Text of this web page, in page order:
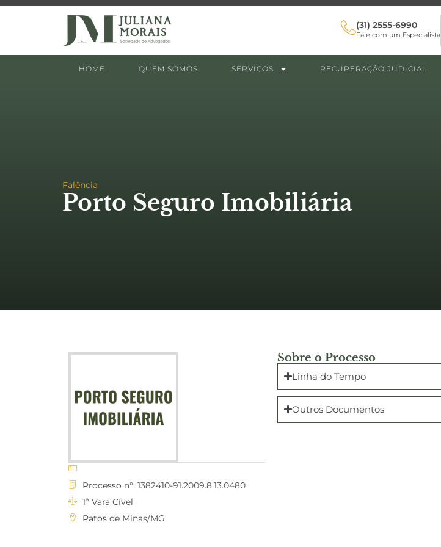
(31) 2555-6990
Fale com um Especialista
HOME QUEM SOMOS SERVIÇOS RECUPERAÇÃO JUDICIAL
Falência
Porto Seguro Imobiliária
Processo n°: 1382410-91.2009.8.13.0480
1ª Vara Cível
Patos de Minas/MG
Sobre o Processo
Linha do Tempo
Outros Documentos